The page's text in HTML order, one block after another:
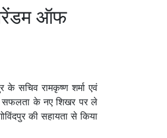
ऑफ
के सचिव रामकृष्ण शर्मा एवं
को सफलता के नए शिखर पर ले
की सहायता से किया